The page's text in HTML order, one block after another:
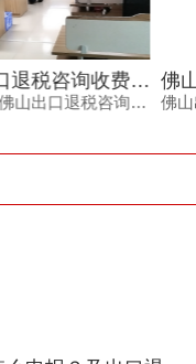
佛山出口退税咨询收费怎么算？三个维度决定最终报价。
本文围绕佛山出口退税咨询收费的定价逻辑，结合企业是否需辅助报关申请产地证、报关单量及收入结构等维度，帮助外贸企业理解收费背后的服务价值，并给出透明报价与专业服务建议，助力企业顺畅完成退税申报。